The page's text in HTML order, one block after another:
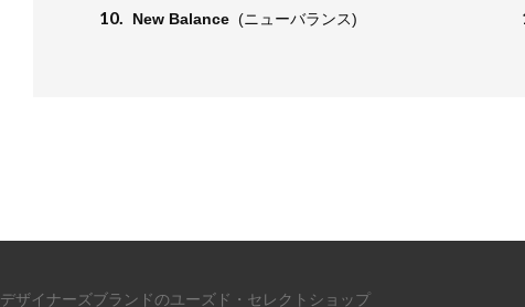
10. New Balance (ニューバランス)
デザイナーズブランドのユーズド・セレクトショップ